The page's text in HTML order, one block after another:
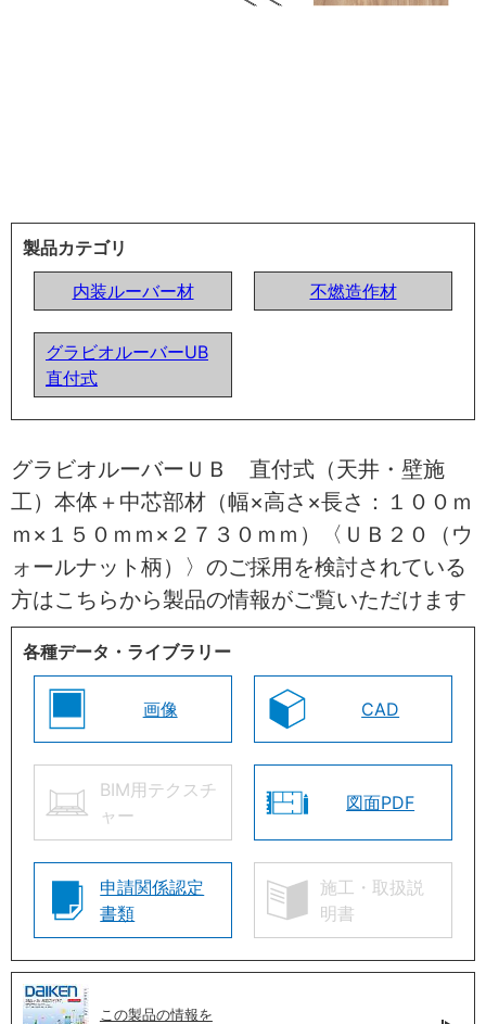
製品カテゴリ
内装ルーバー材
不燃造作材
グラビオルーバーUB
直付式
グラビオルーバーＵＢ 直付式（天井・壁施
工）本体＋中芯部材（幅×高さ×長さ：１００ｍ
ｍ×１５０ｍｍ×２７３０ｍｍ）〈ＵＢ２０（ウ
ォールナット柄）〉のご採用を検討されている
方はこちらから製品の情報がご覧いただけます
各種データ・ライブラリー
画像 CAD
BIM用テクスチ
ャー
図面PDF
申請関係認定
書類
施工・取扱説
明書
この製品の情報を